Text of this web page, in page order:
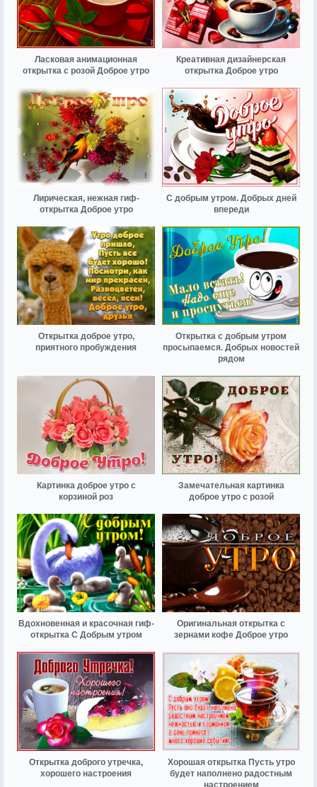
Ласковая анимационная
открытка с розой Доброе утро
Креативная дизайнерская
открытка Доброе утро
Лирическая, нежная гиф-
открытка Доброе утро
С добрым утром. Добрых дней
впереди
Открытка доброе утро,
приятного пробуждения
Открытка с добрым утром
просыпаемся. Добрых новостей
рядом
Картинка доброе утро с
корзиной роз
Замечательная картинка
доброе утро с розой
Вдохновенная и красочная гиф-
открытка С Добрым утром
Оригинальная открытка с
зернами кофе Доброе утро
Открытка доброго утречка,
хорошего настроения
Хорошая открытка Пусть утро
будет наполнено радостным
настроением